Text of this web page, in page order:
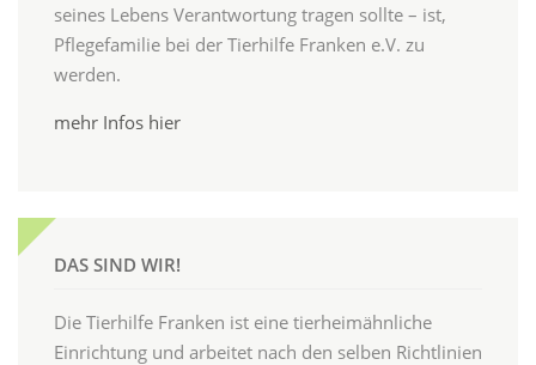
seines Lebens Verantwortung tragen sollte – ist,
Pflegefamilie bei der Tierhilfe Franken e.V. zu
werden.
mehr Infos hier
DAS SIND WIR!
Die Tierhilfe Franken ist eine tierheimähnliche
Einrichtung und arbeitet nach den selben Richtlinien